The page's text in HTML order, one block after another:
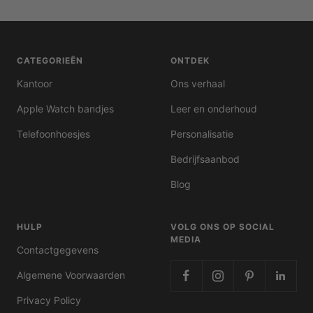
CATEGORIEËN
Kantoor
Apple Watch bandjes
Telefoonhoesjes
ONTDEK
Ons verhaal
Leer en onderhoud
Personalisatie
Bedrijfsaanbod
Blog
HULP
Contactgegevens
Algemene Voorwaarden
Privacy Policy
VOLG ONS OP SOCIAL
MEDIA